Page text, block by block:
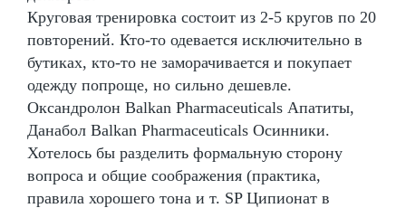
Круговая тренировка состоит из 2-5 кругов по 20
повторений. Кто-то одевается исключительно в
бутиках, кто-то не заморачивается и покупает
одежду попроще, но сильно дешевле.
Оксандролон Balkan Pharmaceuticals Апатиты,
Данабол Balkan Pharmaceuticals Осинники.
Хотелось бы разделить формальную сторону
вопроса и общие соображения (практика,
правила хорошего тона и т. SP Ципионат в